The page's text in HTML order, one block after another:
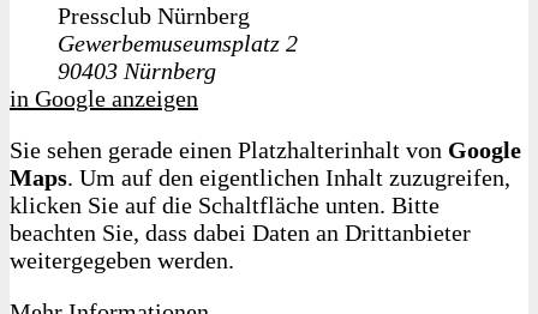
Pressclub Nürnberg
Gewerbemuseumsplatz 2
90403 Nürnberg
in Google anzeigen
Sie sehen gerade einen Platzhalterinhalt von Google
Maps. Um auf den eigentlichen Inhalt zuzugreifen,
klicken Sie auf die Schaltfläche unten. Bitte
beachten Sie, dass dabei Daten an Drittanbieter
weitergegeben werden.